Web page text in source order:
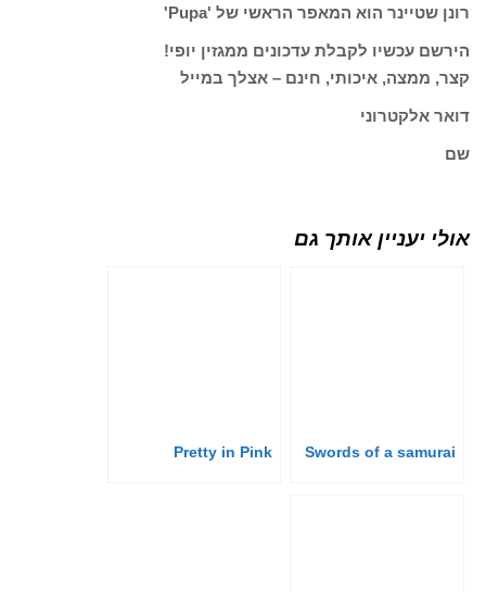
רונן שטיינר הוא המאפר הראשי של 'Pupa'
הירשם עכשיו לקבלת עדכונים ממגזין יופי!
קצר, ממצה, איכותי, חינם – אצלך במייל
דואר אלקטרוני
שם
אולי יעניין אותך גם
Swords of a samurai
Pretty in Pink